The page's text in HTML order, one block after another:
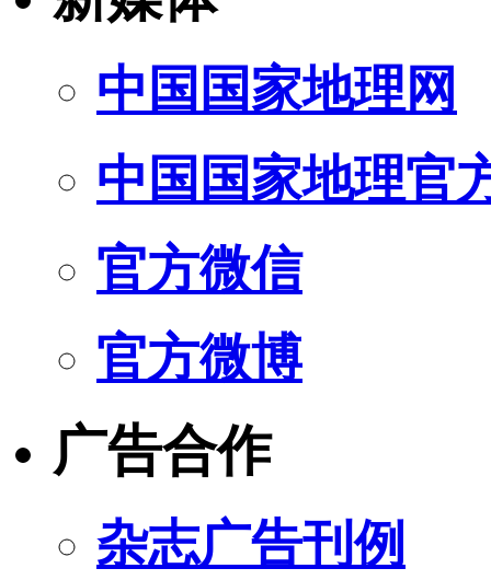
中国国家地理网
中国国家地理官
官方微信
官方微博
广告合作
杂志广告刊例